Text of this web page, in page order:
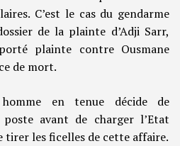
C’est le cas du gendarme
de la plainte d’Adji Sarr,
plainte contre Ousmane
de mort.
en tenue décide de
avant de charger l’Etat
tirer les ficelles de cette affaire.